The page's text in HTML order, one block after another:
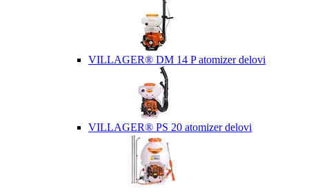
VILLAGER® DM 14 P atomizer delovi
VILLAGER® PS 20 atomizer delovi